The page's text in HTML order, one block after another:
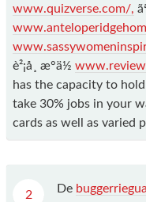
www.quizverse.com/,
è²¡å¸ æ°ä½
has the capacity to
take 30% jobs in your
cards as well as varied
2 De